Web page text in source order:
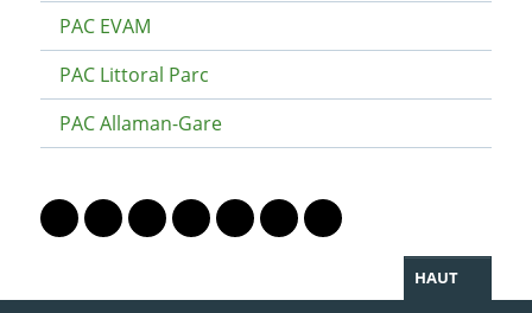
PAC EVAM
PAC Littoral Parc
PAC Allaman-Gare
Lien vers le profil Mastodon
Lien vers le profil Bluesky
Lien vers le profil Instagram
Lien vers le profil Linkedin
Lien vers le profil Facebook
Lien vers le profil Twitter
Partager par WhatsApp
HAUT